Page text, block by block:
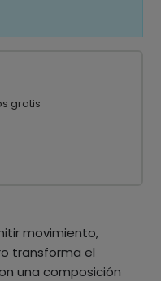
gratis
movimiento,
transforma el
una composición